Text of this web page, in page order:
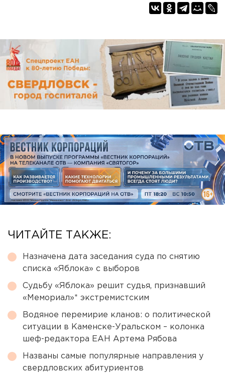
ЧИТАЙТЕ ТАКЖЕ:
Назначена дата заседания суда по снятию
списка «Яблока» с выборов
Судьбу «Яблока» решит судья, признавший
«Мемориал»* экстремистским
Водяное перемирие кланов: о политической
ситуации в Каменске-Уральском – колонка
шеф-редактора ЕАН Артема Рябова
Названы самые популярные направления у
свердловских абитуриентов